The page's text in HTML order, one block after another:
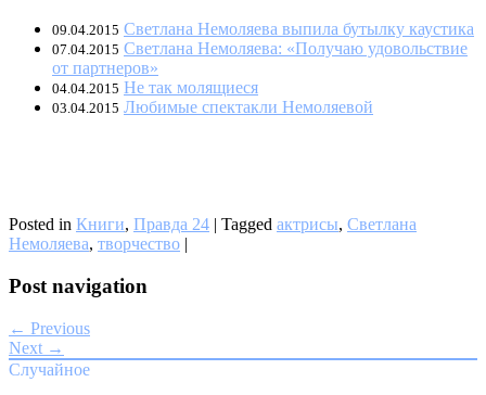
09.04.2015 Светлана Немоляева выпила бутылку каустика
07.04.2015 Светлана Немоляева: «Получаю удовольствие
от партнеров»
04.04.2015 Не так молящиеся
03.04.2015 Любимые спектакли Немоляевой
Posted in Книги, Правда 24 | Tagged актрисы, Светлана
Немоляева, творчество |
Post navigation
← Previous
Next →
Случайное